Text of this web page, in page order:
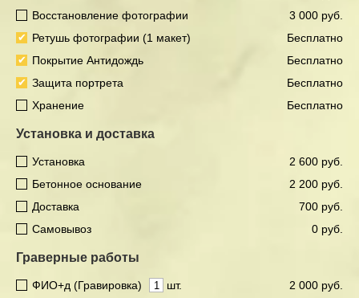
Граверные работы
2 000 руб.
ФИО+д (Гравировка)
шт.
Установка и доставка
2 600 руб.
Установка
2 200 руб.
Бетонное основание
700 руб.
Доставка
0 руб.
Самовывоз
3 000 руб.
Восстановление фотографии
Бесплатно
Ретушь фотографии (1 макет)
Бесплатно
Покрытие Антидождь
Бесплатно
Защита портрета
Бесплатно
Хранение